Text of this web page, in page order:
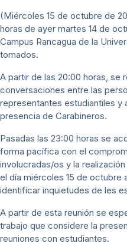
(Miércoles 15 de octubre de
horas de ayer martes 14 de
Campus Rancagua de la
tomados.
A partir de las 20:00 horas, se
conversaciones entre las
representantes estudiantiles y
presencia de Carabineros.
Pasadas las 23:00 horas se
forma pacífica con el
involucradas/os y la
el día miércoles 15 de octubre
identificar inquietudes de les
A partir de esta reunión se
trabajo que considere la
reuniones con estudiantes.